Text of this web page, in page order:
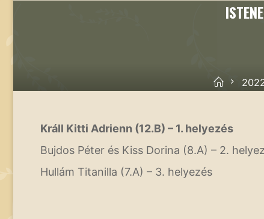
Králl Kitti Adrienn (12.B) – 1. helyezés
Bujdos Péter és Kiss Dorina (8.A) – 2.
Hullám Titanilla (7.A) – 3. helyezés